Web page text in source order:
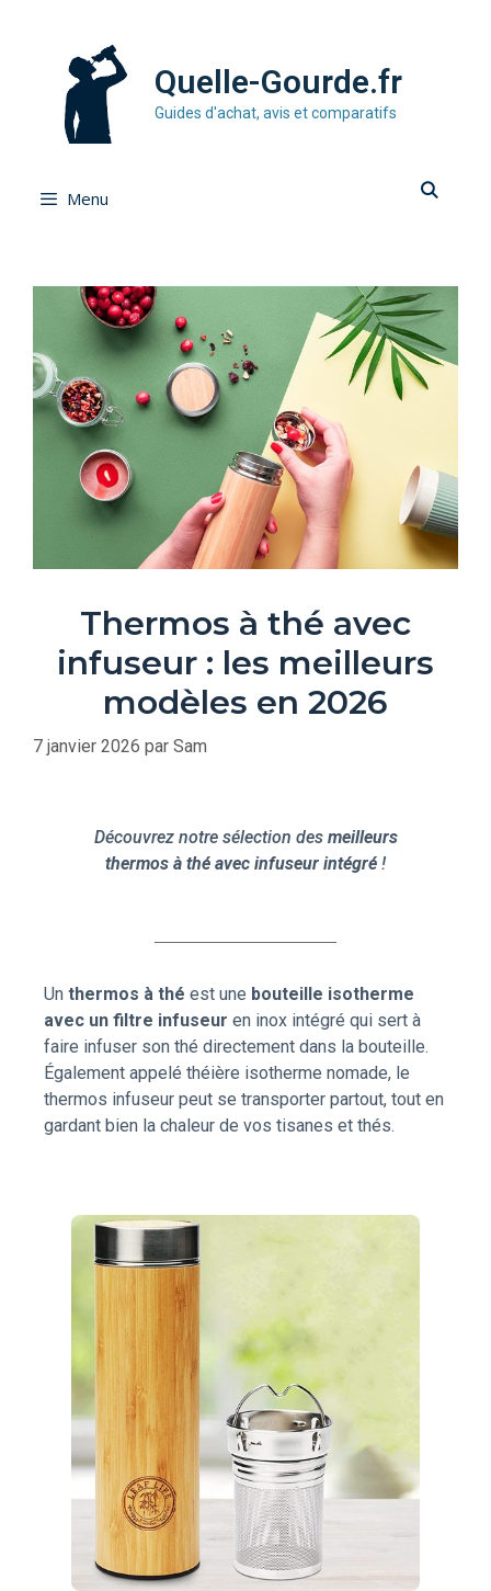
Quelle-Gourde.fr
Guides d'achat, avis et comparatifs
Menu
Thermos à thé avec
infuseur : les meilleurs
modèles en 2026
7 janvier 2026 par Sam
Découvrez notre sélection des meilleurs
thermos à thé avec infuseur intégré !
Un thermos à thé est une bouteille isotherme
avec un filtre infuseur en inox intégré qui sert à
faire infuser son thé directement dans la bouteille.
Également appelé théière isotherme nomade, le
thermos infuseur peut se transporter partout, tout en
gardant bien la chaleur de vos tisanes et thés.